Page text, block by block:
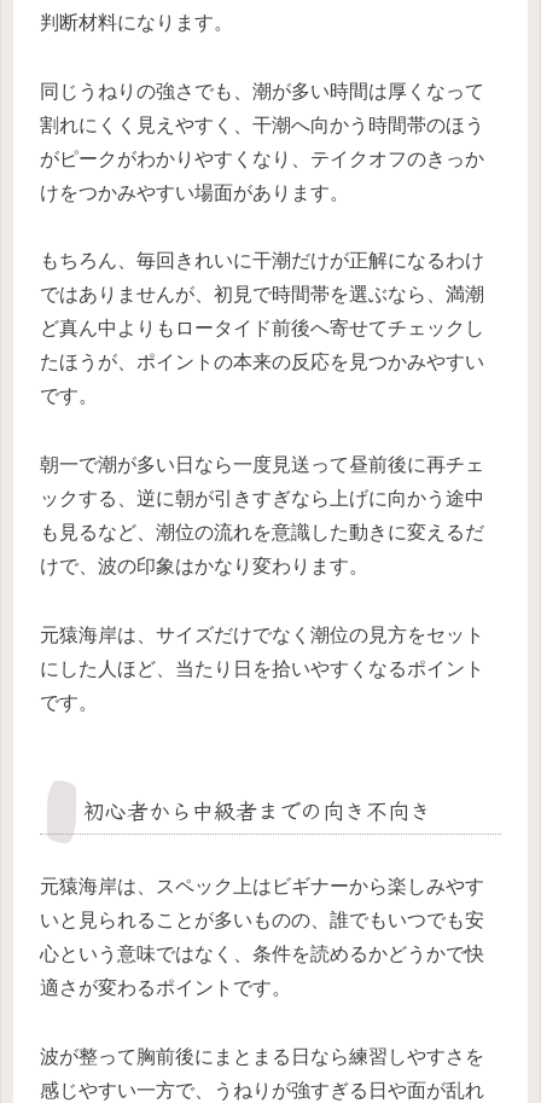
判断材料になります。
同じうねりの強さでも、潮が多い時間は厚くなって
割れにくく見えやすく、干潮へ向かう時間帯のほう
がピークがわかりやすくなり、テイクオフのきっか
けをつかみやすい場面があります。
もちろん、毎回きれいに干潮だけが正解になるわけ
ではありませんが、初見で時間帯を選ぶなら、満潮
ど真ん中よりもロータイド前後へ寄せてチェックし
たほうが、ポイントの本来の反応を見つかみやすい
です。
朝一で潮が多い日なら一度見送って昼前後に再チェ
ックする、逆に朝が引きすぎなら上げに向かう途中
も見るなど、潮位の流れを意識した動きに変えるだ
けで、波の印象はかなり変わります。
元猿海岸は、サイズだけでなく潮位の見方をセット
にした人ほど、当たり日を拾いやすくなるポイント
です。
初心者から中級者までの向き不向き
元猿海岸は、スペック上はビギナーから楽しみやす
いと見られることが多いものの、誰でもいつでも安
心という意味ではなく、条件を読めるかどうかで快
適さが変わるポイントです。
波が整って胸前後にまとまる日なら練習しやすさを
感じやすい一方で、うねりが強すぎる日や面が乱れ